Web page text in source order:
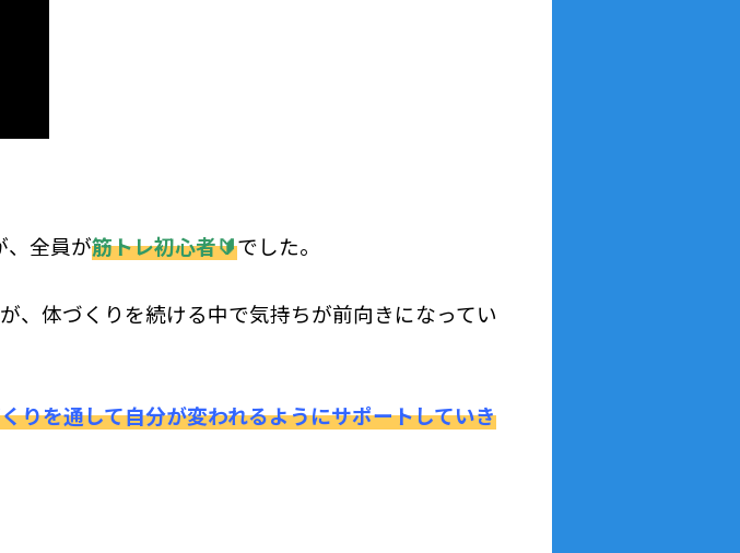
、全員が筋トレ初心者🔰でした。
、体づくりを続ける中で気持ちが前向きになってい
りを通して自分が変われるようにサポートしていき